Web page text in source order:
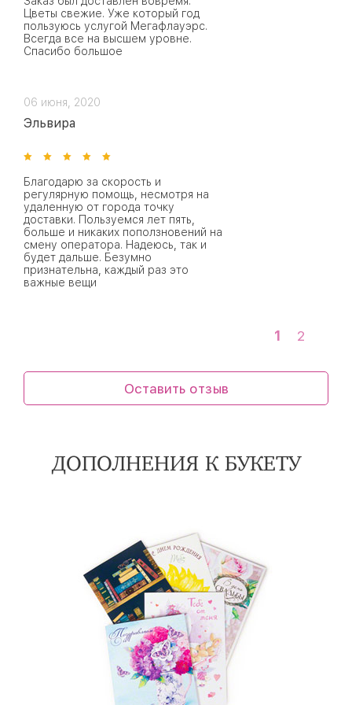
Цветы свежие. Уже который год
пользуюсь услугой Мегафлауэрс.
Всегда все на высшем уровне.
Спасибо большое
06 июня, 2020
Эльвира
Благодарю за скорость и
регулярную помощь, несмотря на
удаленную от города точку
доставки. Пользуемся лет пять,
больше и никаких поползновений на
смену оператора. Надеюсь, так и
будет дальше. Безумно
признательна, каждый раз это
важные вещи
1 2
Оставить отзыв
ДОПОЛНЕНИЯ К БУКЕТУ